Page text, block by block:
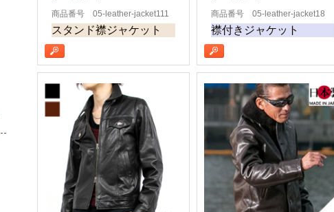
商品番号 05-leather-jacket111
スタンド襟ジャケット
商品番号 05-leather-jacket18
襟付きジャケット